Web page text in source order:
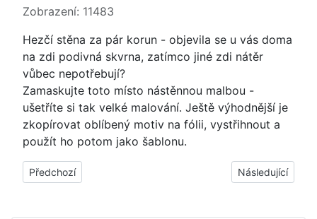
Zobrazení: 11483
Hezčí stěna za pár korun - objevila se u vás doma
na zdi podivná skvrna, zatímco jiné zdi nátěr
vůbec nepotřebují?
Zamaskujte toto místo nástěnnou malbou -
ušetříte si tak velké malování. Ještě výhodnější je
zkopírovat oblíbený motiv na fólii, vystřihnout a
použít ho potom jako šablonu.
Předchozí článek: Jak, čím, vyprat skvrny od krve - tipy, rady
Předchozí Další článek:
Následující